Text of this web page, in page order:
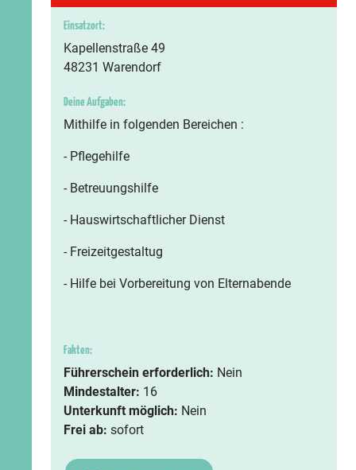
Einsatzort:
Kapellenstraße 49
48231 Warendorf
Deine Aufgaben:
Mithilfe in folgenden Bereichen :
- Pflegehilfe
- Betreuungshilfe
- Hauswirtschaftlicher Dienst
- Freizeitgestaltug
- Hilfe bei Vorbereitung von Elternabende
Fakten:
Führerschein erforderlich: Nein
Mindestalter: 16
Unterkunft möglich: Nein
Frei ab: sofort